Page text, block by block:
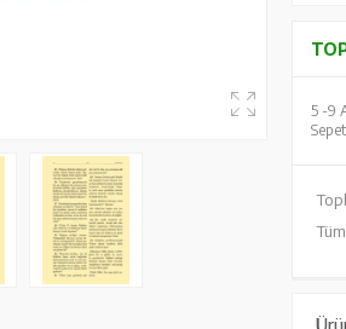
5 -9